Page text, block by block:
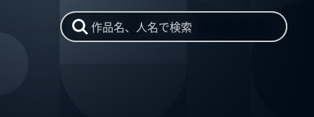
作品名、人名で検索